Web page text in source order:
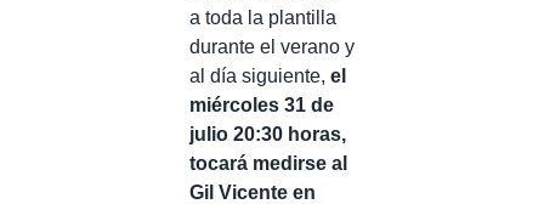
a toda la plantilla
durante el verano y
al día siguiente, el
miércoles 31 de
julio 20:30 horas,
tocará medirse al
Gil Vicente en